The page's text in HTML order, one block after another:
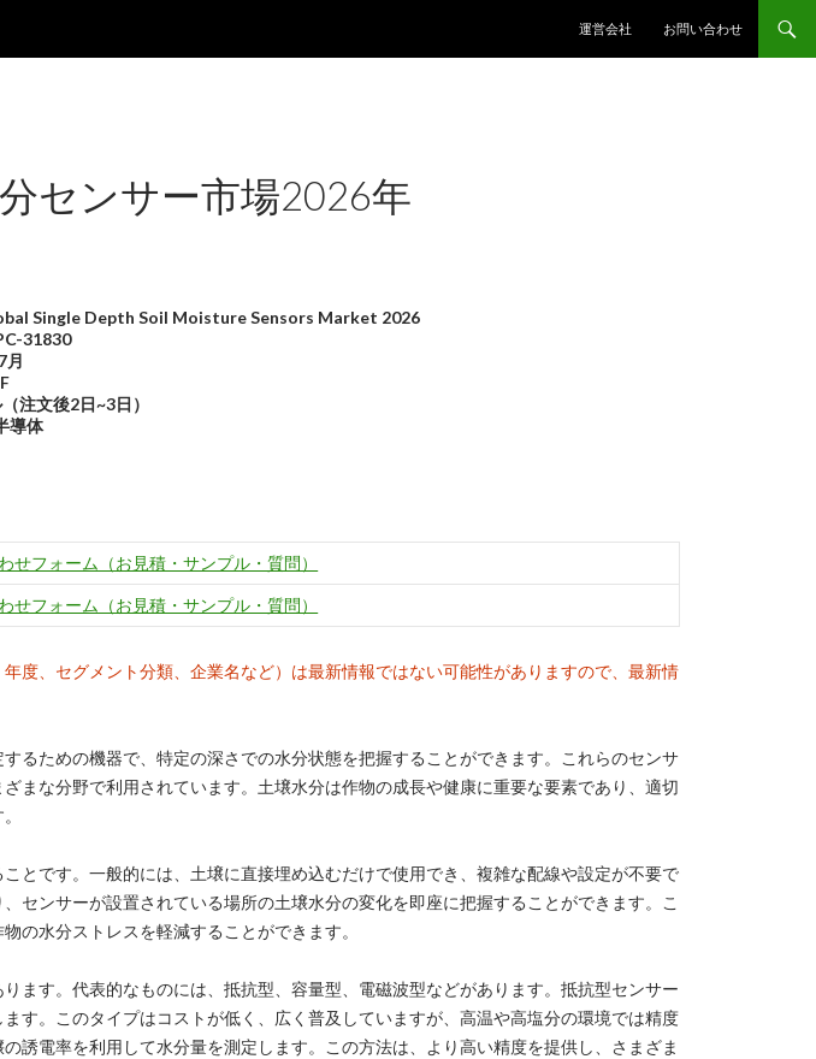
運営会社
お問い合わせ
センサー市場2026年
Single Depth Soil Moisture Sensors Market 2026
31830
月
注文後2日~3日）
導体
せフォーム（お見積・サンプル・質問）
せフォーム（お見積・サンプル・質問）
度、セグメント分類、企業名など）は最新情報ではない可能性がありますので、最新情
るための機器で、特定の深さでの水分状態を把握することができます。これらのセンサ
まな分野で利用されています。土壌水分は作物の成長や健康に重要な要素であり、適切
とです。一般的には、土壌に直接埋め込むだけで使用でき、複雑な配線や設定が不要で
センサーが設置されている場所の土壌水分の変化を即座に把握することができます。こ
の水分ストレスを軽減することができます。
ます。代表的なものには、抵抗型、容量型、電磁波型などがあります。抵抗型センサー
す。このタイプはコストが低く、広く普及していますが、高温や高塩分の環境では精度
誘電率を利用して水分量を測定します。この方法は、より高い精度を提供し、さまざま